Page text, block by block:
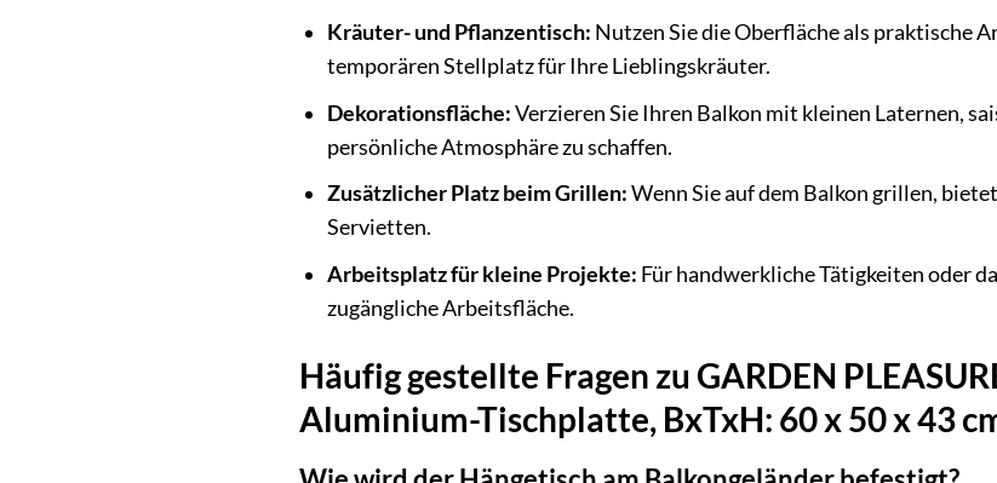
Kräuter- und Pflanzentisch: Nutzen Sie die Oberfläche als praktische
temporären Stellplatz für Ihre Lieblingskräuter.
Dekorationsfläche:Verzieren Sie Ihren Balkon mit kleinen Laternen,
persönliche Atmosphäre zu schaffen.
Zusätzlicher Platz beim Grillen:Wenn Sie auf dem Balkon grillen,
Servietten.
Arbeitsplatz für kleine Projekte: Für handwerkliche Tätigkeiten oder
zugängliche Arbeitsfläche.
Häufig gestellte Fragen zu GARDEN
Aluminium-Tischplatte, BxTxH: 60 x 50 x 43